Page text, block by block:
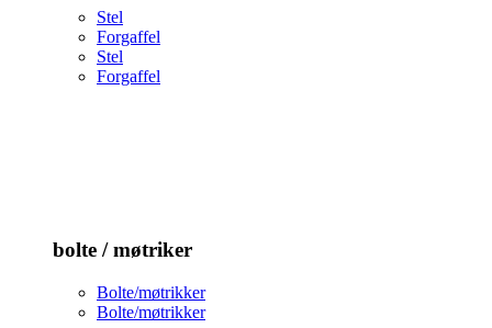
Stel
Forgaffel
Stel
Forgaffel
bolte / møtriker
Bolte/møtrikker
Bolte/møtrikker